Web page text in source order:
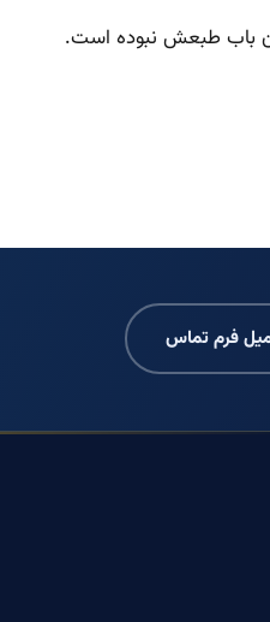
باب طبعش نبوده است.
فرم تماس